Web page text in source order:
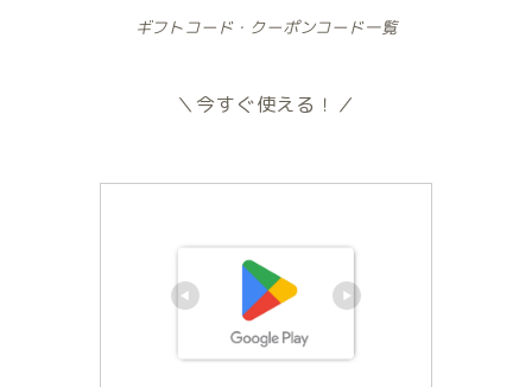
ギフトコード・クーポンコード一覧
＼今すぐ使える！／